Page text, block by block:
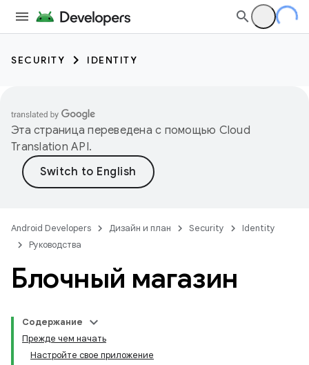
SECURITY IDENTITY
Эта страница переведена с помощью Cloud
Translation API.
Android Developers Дизайн и план Security
Identity
Руководства
Блочный магазин
Содержание
Прежде чем начать
Настройте свое приложение